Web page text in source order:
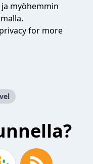
myöhemmin
for more